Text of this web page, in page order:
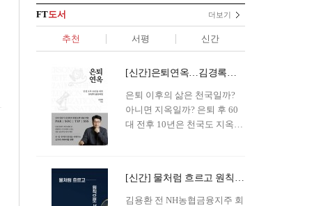
FT도서 더보기
추천 서평 신간
[신간]은퇴연옥…김경록의 은퇴 후 삶의 나침반
은퇴 이후의 삶은 천국일까?
아니면 지옥일까? 은퇴 후 60
대 전후 10년은 천국도 지옥도
은퇴 설계를 가이드해 온 김경
록 옵투스자산운용의 고문이
[신간] 물처럼 흐르고 원칙으로 서다…김용환의 통찰을 담다
김용환 전 NH농협금융지주 회